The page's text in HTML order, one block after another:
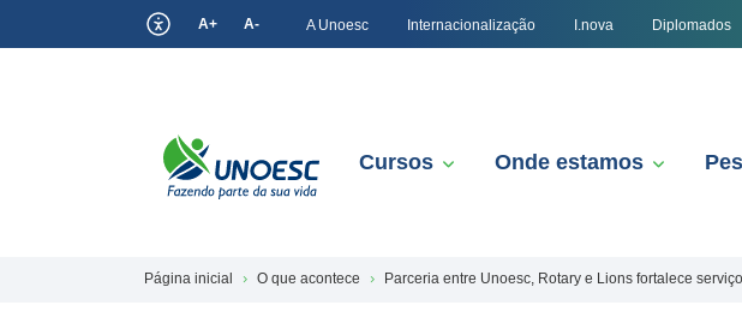
A+ A- A Unoesc Internacionalização I.nova Diplomados
Cursos Onde estamos
Página inicial O que acontece Parceria entre Unoesc, Rotary e Lions fortalece